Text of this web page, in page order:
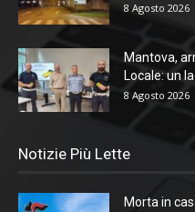
8 Agosto 2026
Mantova,
Locale: un
8 Agosto 2026
Notizie Più Lette
Morta in